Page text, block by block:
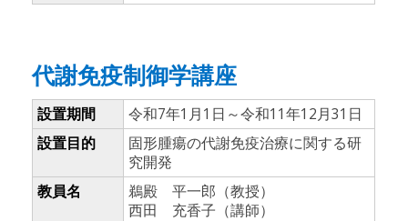
代謝免疫制御学講座
設置期間
令和7年1月1日～令和11年12月31日
設置目的
固形腫瘍の代謝免疫治療に関する研
究開発
教員名
鵜殿 平一郎（教授）
西田 充香子（講師）